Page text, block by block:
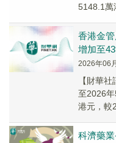
5148.1萬
香港金
增加至
2026年06
【財華
至2026
港元，較
科濟藥